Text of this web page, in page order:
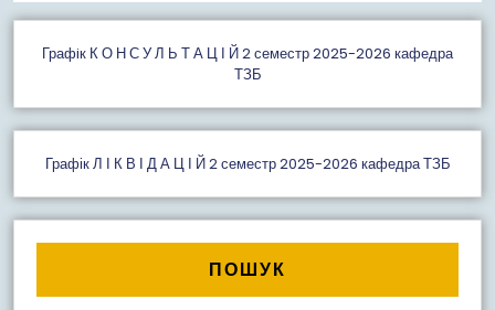
Графiк К О Н С У Л Ь Т А Ц І Й 2 семестр 2025-2026 кафедра
ТЗБ
Графік Л І К В І Д А Ц І Й 2 семестр 2025-2026 кафедра ТЗБ
ПОШУК